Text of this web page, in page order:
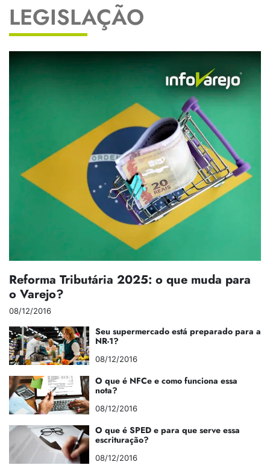
LEGISLAÇÃO
Reforma Tributária 2025: o que muda para
o Varejo?
08/12/2016
Seu supermercado está preparado para a
NR-1?
08/12/2016
O que é NFCe e como funciona essa
nota?
08/12/2016
O que é SPED e para que serve essa
escrituração?
08/12/2016